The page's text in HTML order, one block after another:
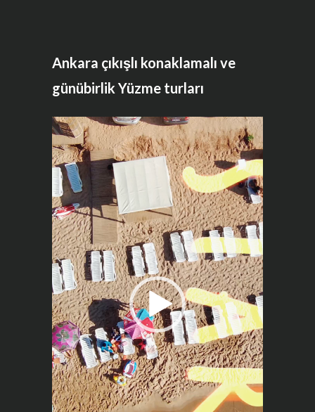
Ankara çıkışlı konaklamalı ve
günübirlik Yüzme turları
Video
oynatıcı